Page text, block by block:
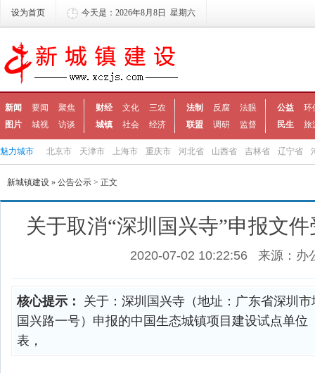
设为首页 今天是：2026年8月8日 星期六
新闻 要闻
聚焦
图片
城视 访谈
财经 文化
三农
城镇
社会 经济
法制 反腐
法眼
联盟
调研 监督
公益
环
民生
旅
魅力城市 北京市 天津市 上海市 重庆市 河北省 山西省 吉林省 辽宁省
新城镇建设 » 公告公示 > 正文
关于取消“深圳国兴寺”申报文
2020-07-02 10:22:56 来源：办
核心提示：
关于：深圳国兴寺（地址：广东省深圳
国兴路一号）申报的中国生态城镇项目建设试点单位
表，